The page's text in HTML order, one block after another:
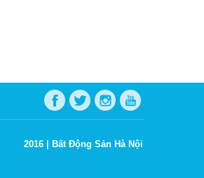
2016 | Bất Động Sản Hà Nội